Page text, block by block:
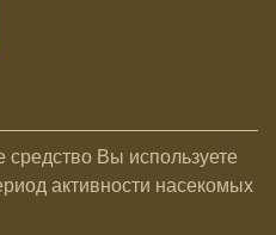
средство Вы используете
активности насекомых